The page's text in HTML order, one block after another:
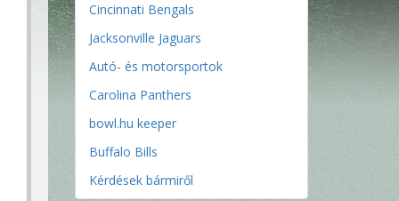
Cincinnati Bengals
Jacksonville Jaguars
Autó- és motorsportok
Carolina Panthers
bowl.hu keeper
Buffalo Bills
Kérdések bármiről